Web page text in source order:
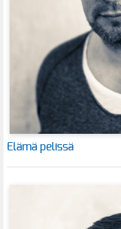
Elämä pelissä